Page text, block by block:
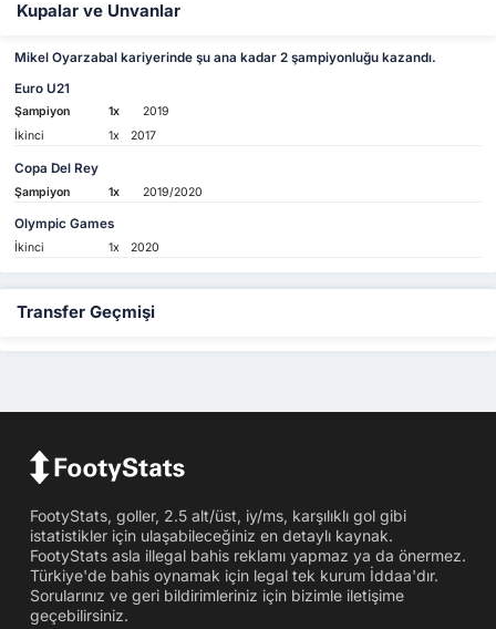
Kupalar ve Unvanlar
Mikel Oyarzabal kariyerinde şu ana kadar 2 şampiyonluğu kazandı.
Euro U21
Şampiyon 1x
2019
İkinci
1x 2017
Copa Del Rey
Şampiyon 1x 2019/2020
Olympic Games
İkinci 1x 2020
Transfer Geçmişi
FootyStats, goller, 2.5 alt/üst, iy/ms, karşılıklı gol gibi
istatistikler için ulaşabileceğiniz en detaylı kaynak.
FootyStats asla illegal bahis reklamı yapmaz ya da önermez.
Türkiye'de bahis oynamak için legal tek kurum İddaa'dır.
Sorularınız ve geri bildirimleriniz için bizimle iletişime
geçebilirsiniz.